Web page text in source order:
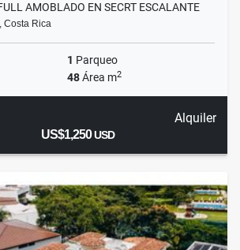
AMOBLADO EN SECRT ESCALANTE
Costa Rica
1 Parqueo
48Área m2
Alquiler
US$1,250USD